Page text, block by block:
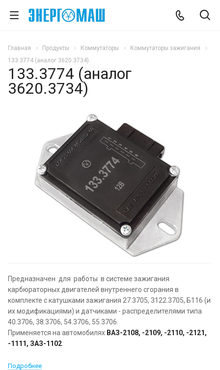
Главная Продукты Коммутаторы
Коммутаторы зажигания
133.3774 (аналог 3620.3734)
133.3774 (аналог
3620.3734)
Предназначен для работы в системе зажигания
карбюраторных двигателей внутреннего сгорания в
комплекте с катушками зажигания 27.3705, 3122.3705, Б116 (и
их модификациями) и датчиками - распределителями типа
40.3706, 38.3706, 54.3706, 55.3706.
Применяется на автомобилях ВАЗ-2108, -2109, -2110, -2121,
-1111, ЗАЗ-1102
Подробнее